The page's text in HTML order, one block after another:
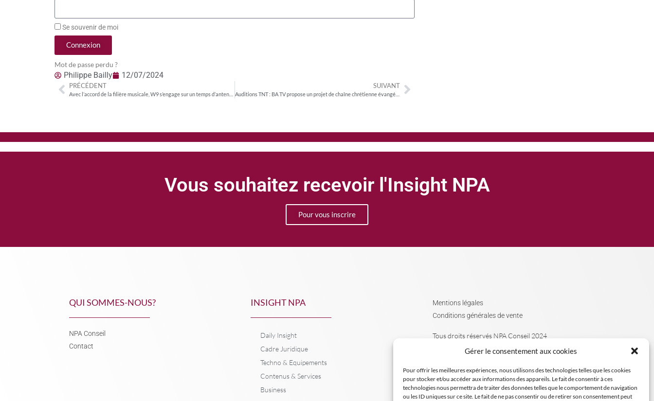
Gérer le consentement aux cookies
Pour offrir les meilleures expériences, nous utilisons des technologies telles que les cookies
pour stocker et/ou accéder aux informations des appareils. Le fait de consentir à ces
technologies nous permettra de traiter des données telles que le comportement de navigation
ou les ID uniques sur ce site. Le fait de ne pas consentir ou de retirer son consentement peut
Se souvenir de moi
Connexion
Mot de passe perdu ?
Philippe Bailly 12/07/2024
PRÉCÉDENT SUIVANT
Auditions TNT : BA TV propose un projet de chaîne chrétienne évangélique
Vous souhaitez recevoir l'Insight NPA
Pour vous inscrire
QUI SOMMES-NOUS?
NPA Conseil
Contact
INSIGHT NPA
Daily Insight
Cadre Juridique
Techno & Equipements
Contenus & Services
Business
Mentions légales
Conditions générales de vente
Tous droits réservés NPA Conseil 2024